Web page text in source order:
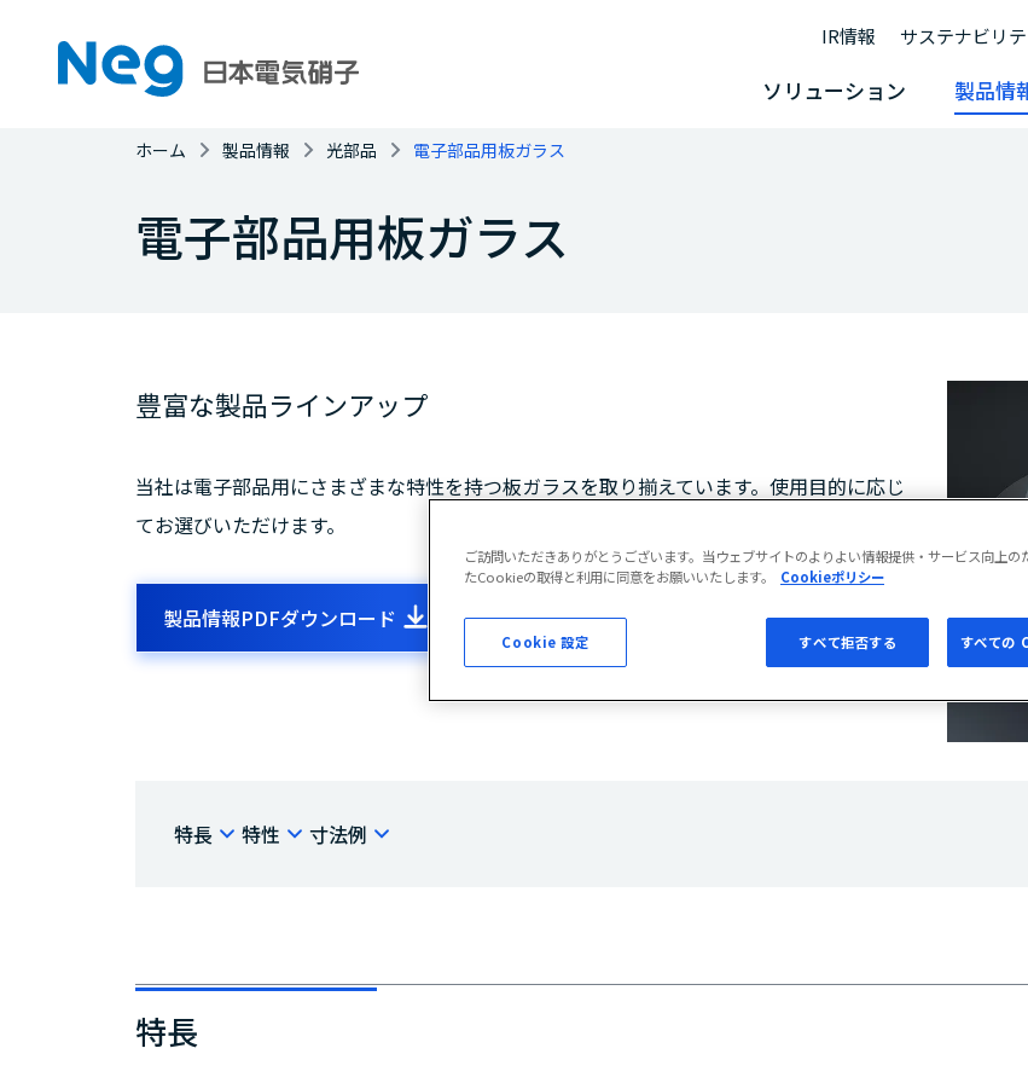
IR情報 サステナビリテ
ソリューション 製品情
ホーム 製品情報 光部品 電子部品用板ガラス
電子部品用板ガラス
豊富な製品ラインアップ
当社は電子部品用にさまざまな特性を持つ板ガラスを取り揃えています。使用目的に応じ
てお選びいただけます。
製品情報PDFダウンロード お問い合わせ
特長 特性 寸法例
特長
ご訪問いただきありがとうございます。当ウェブサイトのよりよい情報提供・サービス向上の
たCookieの取得と利用に同意をお願いいたします。
Cookieポリシー
すべて拒否する すべての
Cookie 設定